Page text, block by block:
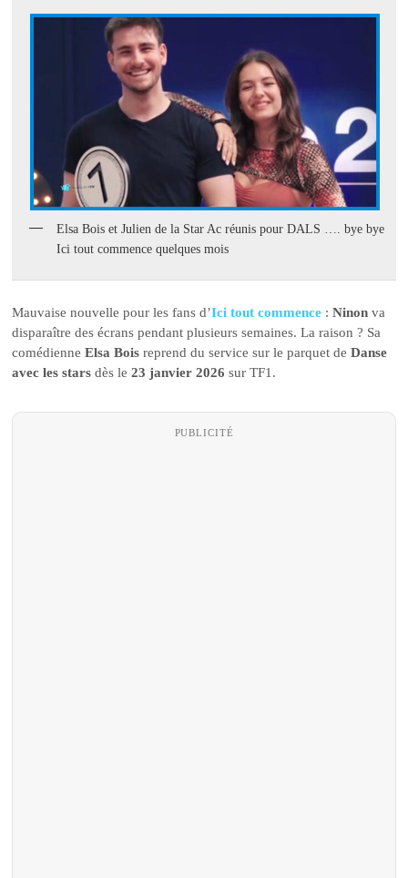
Elsa Bois et Julien de la Star Ac réunis pour DALS …. bye bye
Ici tout commence quelques mois
Mauvaise nouvelle pour les fans d’Ici tout commence :Ninon va
disparaître des écrans pendant plusieurs semaines. La raison ? Sa
comédienneElsa Bois reprend du service sur le parquet deDanse
avec les stars dès le23 janvier 2026 sur TF1.
PUBLICITÉ